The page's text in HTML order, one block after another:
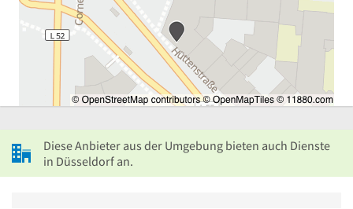
Diese Anbieter aus der Umgebung bieten auch Dienste
in Düsseldorf an.